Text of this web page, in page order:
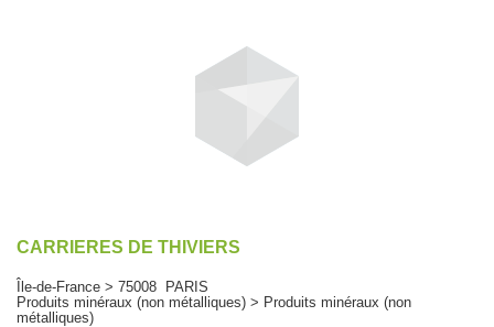
CARRIERES DE THIVIERS
Île-de-France > 75008 PARIS
Produits minéraux (non métalliques) > Produits minéraux (non
métalliques)